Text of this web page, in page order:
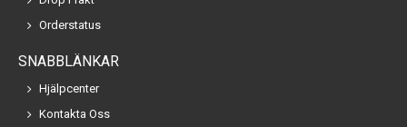
Orderstatus
SNABBLÄNKAR
Hjälpcenter
Kontakta Oss